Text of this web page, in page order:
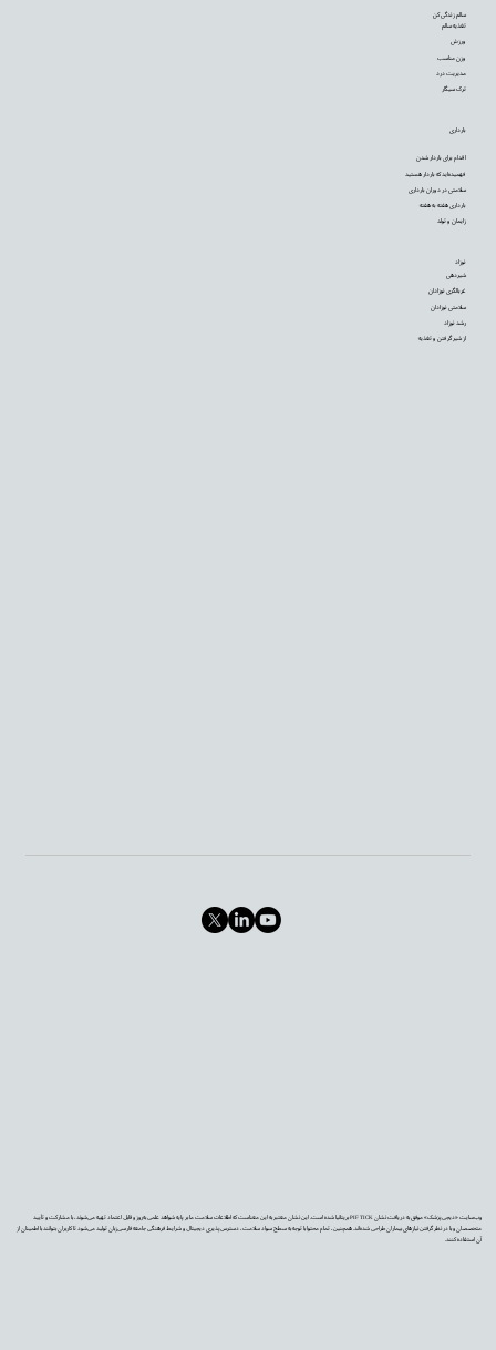
وب‌سایت «دیجی‌پزشک» موفق به دریافت نشان PIF TICK بریتانیا شده است. این نشان معتبر به این معناست که اطلاعات سلامت ما بر پایه شواهد علمی به‌روز و قابل اعتماد تهیه می‌شوند، با مشارکت و تأیید
متخصصان و با در نظر گرفتن نیازهای بیماران طراحی شده‌اند. همچنین، تمام محتوا با توجه به سطح سواد سلامت، دسترس‌پذیری دیجیتال و شرایط فرهنگی جامعه فارسی‌زبان تولید می‌شود تا کاربران بتوانند با اطمینان از
آن استفاده کنند.
نوزاد
شیردهی
غربالگری نوزادان
سلامتی نوزادان
رشد نوزاد
از شیر گرفتن و تغذیه
بارداری
اقدام برای باردار شدن
فهمیده‌اید که باردار هستید
سلامتی در دوران بارداری
بارداری هفته به هفته
زایمان و تولد
سالم زندگی کن
تغذیه سالم
ورزش
وزن مناسب
مدیریت درد
ترک سیگار